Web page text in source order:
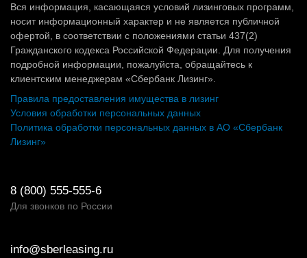
Вся информация, касающаяся условий лизинговых программ,
носит информационный характер и не является публичной
офертой, в соответствии с положениями статьи 437(2)
Гражданского кодекса Российской Федерации. Для получения
подробной информации, пожалуйста, обращайтесь к
клиентским менеджерам «Сбербанк Лизинг».
Правила предоставления имущества в лизинг
Условия обработки персональных данных
Политика обработки персональных данных в АО «Сбербанк
Лизинг»
8 (800) 555-555-6
Для звонков по России
info@sberleasing.ru